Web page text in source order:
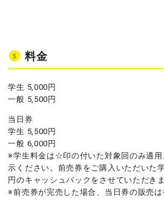
料金
学生 5,000円
一般 5,500円
当日券
学生 5,500円
一般 6,000円
※学生料金は☆印の付いた対象回のみ適用
示ください。前売券をご購入いただいた
円のキャッシュバックをさせていただきま
※前売券が完売した場合、当日券の販売は